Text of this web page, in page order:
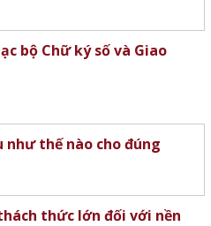
bộ Chữ ký số và Giao
như thế nào cho đúng
thức lớn đối với nền